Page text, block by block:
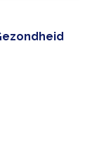
gezondheid